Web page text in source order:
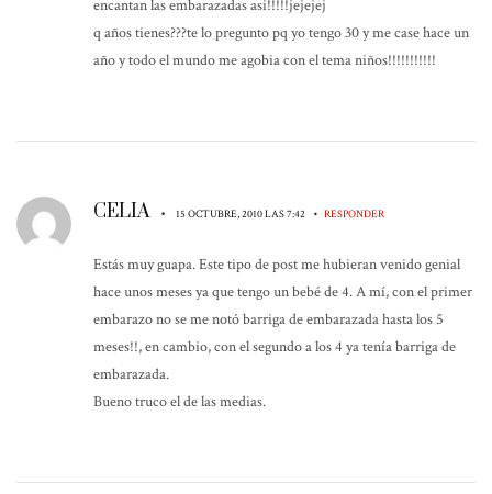
encantan las embarazadas asi!!!!!jejejej
q años tienes???te lo pregunto pq yo tengo 30 y me case hace un
año y todo el mundo me agobia con el tema niños!!!!!!!!!!!
CELIA • 15 OCTUBRE, 2010 LAS 7:42 • RESPONDER
Estás muy guapa. Este tipo de post me hubieran venido genial
hace unos meses ya que tengo un bebé de 4. A mí, con el primer
embarazo no se me notó barriga de embarazada hasta los 5
meses!!, en cambio, con el segundo a los 4 ya tenía barriga de
embarazada.
Bueno truco el de las medias.